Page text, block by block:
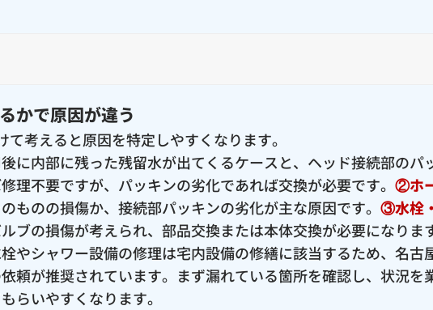
かで原因が違う
考えると原因を特定しやすくなります。
に内部に残った残留水が出てくるケースと、ヘッド接続部のパ
理不要ですが、パッキンの劣化であれば交換が必要です。 ②ホ
ものの損傷か、接続部パッキンの劣化が主な原因です。 ③水栓
ブの損傷が考えられ、部品交換または本体交換が必要になりま
やシャワー設備の修理は宅内設備の修繕に該当するため、名古
頼が推奨されています。まず漏れている箇所を確認し、状況を
らいやすくなります。